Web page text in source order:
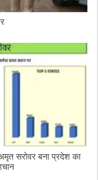
सरोवर बना प्रदेश का